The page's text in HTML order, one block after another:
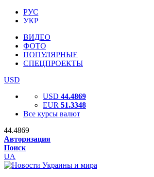
РУС
УКР
ВИДЕО
ФОТО
ПОПУЛЯРНЫЕ
СПЕЦПРОЕКТЫ
USD
USD 44.4869
EUR 51.3348
Все курсы валют
44.4869
Авторизация
Поиск
UA